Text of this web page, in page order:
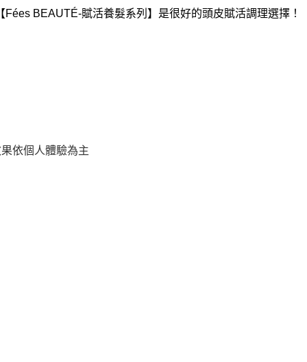
BEAUTÉ-賦活養髮系列】是很好的頭皮賦活調理選擇！
依個人體驗為主